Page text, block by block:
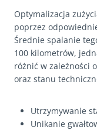
Optymalizacja
poprzez
Średnie spalanie
100 kilometrów,
różnić w zależności
oraz stanu
Utrzymywanie
Unikanie